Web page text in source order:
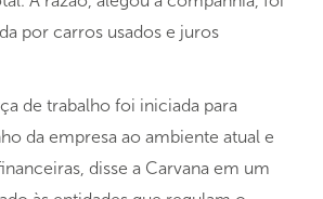
por carros usados e juros
de trabalho foi iniciada para
da empresa ao ambiente atual e
disse a Carvana em um